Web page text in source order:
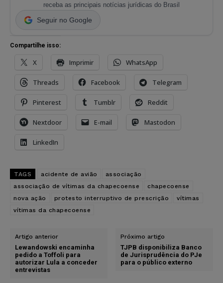
receba as principais notícias jurídicas do Brasil
Seguir no Google
Compartilhe isso:
X Imprimir WhatsApp
Threads Facebook Telegram
Pinterest Tumblr Reddit
Nextdoor E-mail Mastodon
LinkedIn
TAGS acidente de avião
associação
associação de vítimas da chapecoense
chapecoense
nova ação
protesto interruptivo de prescrição
vítimas
vítimas da chapecoense
Artigo anterior
Lewandowski encaminha
pedido a Toffoli para
autorizar Lula a conceder
entrevistas
Próximo artigo
TJPB disponibiliza Banco
de Jurisprudência do PJe
para o público externo